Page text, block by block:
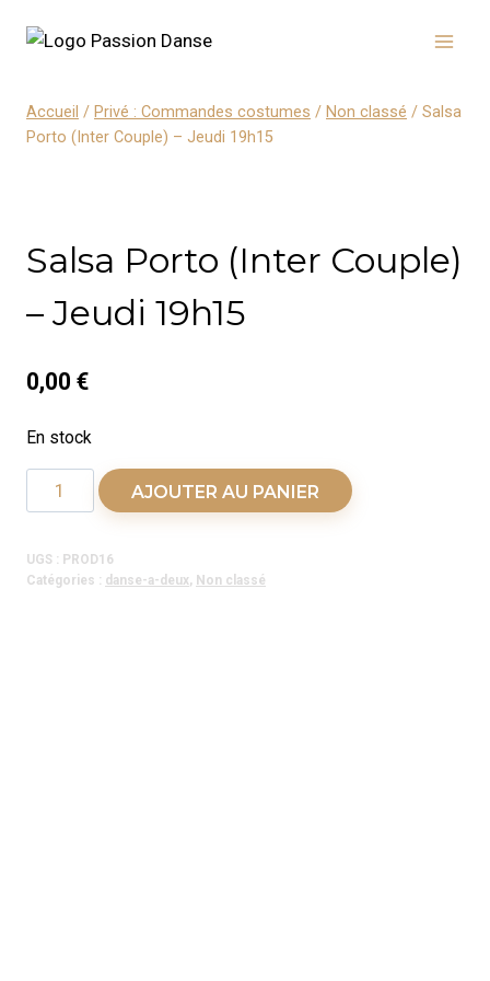
Accueil / Privé : Commandes costumes / Non classé / Salsa
Porto (Inter Couple) – Jeudi 19h15
Salsa Porto (Inter Couple)
– Jeudi 19h15
0,00 €
En stock
quantité
de
Porto
AJOUTER AU PANIER
UGS : PROD16
Catégories : danse-a-deux, Non classé